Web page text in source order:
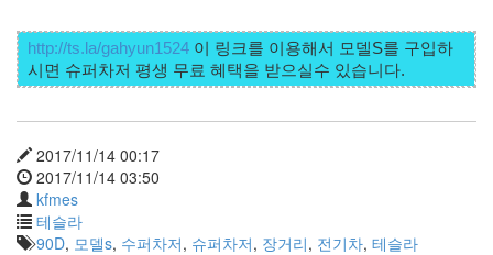
http://ts.la/gahyun1524 이 링크를 이용해서 모델S를 구입하
2017/11/14 00:17
2017/11/14 03:50
kfmes
테슬라
90D, 모델s, 수퍼차저, 슈퍼차저, 장거리, 전기차, 테슬라